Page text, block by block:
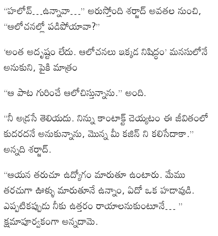
“హలోవ్…ఉన్నావా…” అరుస్తోంది శర్జాద్ అవతల నుంచి,
“ఆలోచనల్లో పడిపోయావా?”
‘అంత అదృష్టం లేదు. ఆలోచనలు ఇక్కడ నిషిద్ధం’ మనసులోనే
అనుకుని, పైకి మాత్రం
“ఆ పాట గురించే ఆలోచిస్తున్నాను.” అంది.
“నీ అడ్రసే తెలియదు. నిన్ను కాంటాక్ట్ చెయ్యటం ఈ జీవితంలో
కుదరదనే అనుకున్నాను, మొన్న మీ కజిన్ ని కలిసేదాకా.”
అన్నది శర్జాద్.
“ఆయన తరుచూ ఉద్యోగం మారుతూ ఉంటారు. మేము
తరచుగా ఊళ్ళు మారుతూనే ఉన్నాం, ఏదో ఒక హడావుడి.
ఎప్పటికప్పుడు నీకు ఉత్తరం రాయాలనుకుంటూనే… ”
క్షమాపూర్వకంగా అన్నదామె.